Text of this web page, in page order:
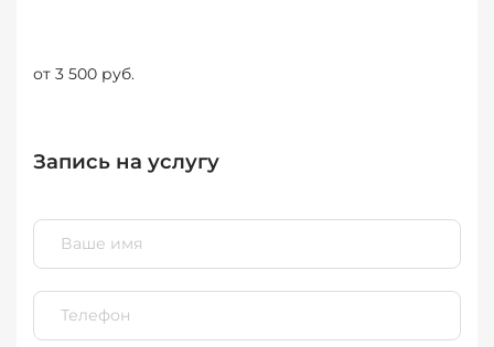
от 3 500 руб.
Запись на услугу